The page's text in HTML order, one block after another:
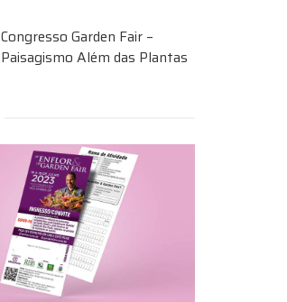
Congresso Garden Fair –
Paisagismo Além das Plantas